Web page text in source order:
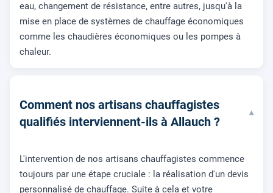
eau, changement de résistance, entre autres, jusqu'à la
mise en place de systèmes de chauffage économiques
comme les chaudières économiques ou les pompes à
chaleur.
Comment nos artisans chauffagistes
qualifiés interviennent-ils à Allauch ?
▾
L'intervention de nos artisans chauffagistes commence
toujours par une étape cruciale : la réalisation d'un devis
personnalisé de chauffage. Suite à cela et votre